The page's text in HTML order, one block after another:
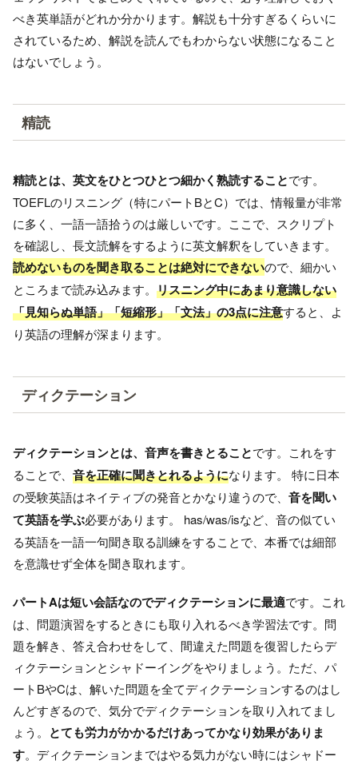
べき英単語がどれか分かります。解説も十分すぎるくらいに
されているため、解説を読んでもわからない状態になること
はないでしょう。
精読
精読とは、英文をひとつひとつ細かく熟読することです。
TOEFLのリスニング（特にパートBとC）では、情報量が非常
に多く、一語一語拾うのは厳しいです。ここで、スクリプト
を確認し、長文読解をするように英文解釈をしていきます。
読めないものを聞き取ることは絶対にできないので、細かい
ところまで読み込みます。 リスニング中にあまり意識しない
「見知らぬ単語」「短縮形」「文法」の3点に注意すると、よ
り英語の理解が深まります。
ディクテーション
ディクテーションとは、音声を書きとることです。これをす
ることで、 音を正確に聞きとれるようになります。 特に日本
の受験英語はネイティブの発音とかなり違うので、 音を聞い
て英語を学ぶ必要があります。 has/was/isなど、音の似てい
る英語を一語一句聞き取る訓練をすることで、本番では細部
を意識せず全体を聞き取れます。
パートAは短い会話なのでディクテーションに最適です。これ
は、問題演習をするときにも取り入れるべき学習法です。問
題を解き、答え合わせをして、間違えた問題を復習したらデ
ィクテーションとシャドーイングをやりましょう。ただ、パ
ートBやCは、解いた問題を全てディクテーションするのはし
んどすぎるので、気分でディクテーションを取り入れてまし
ょう。 とても労力がかかるだけあってかなり効果がありま
す。ディクテーションまではやる気力がない時にはシャドー